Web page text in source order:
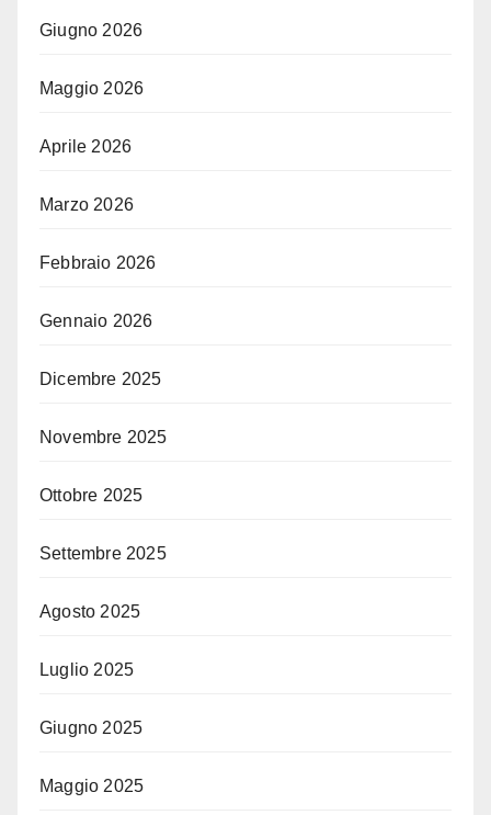
Giugno 2026
Maggio 2026
Aprile 2026
Marzo 2026
Febbraio 2026
Gennaio 2026
Dicembre 2025
Novembre 2025
Ottobre 2025
Settembre 2025
Agosto 2025
Luglio 2025
Giugno 2025
Maggio 2025